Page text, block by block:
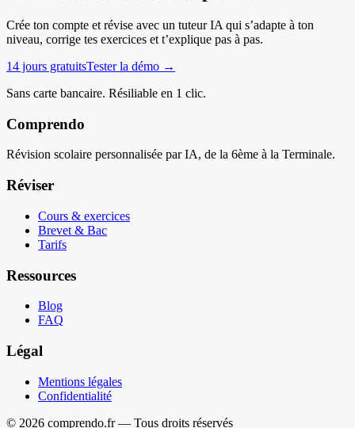
Crée ton compte et révise avec un tuteur IA qui s’adapte à ton
niveau, corrige tes exercices et t’explique pas à pas.
14 jours gratuitsTester la démo →
Sans carte bancaire. Résiliable en 1 clic.
Comprendo
Révision scolaire personnalisée par IA, de la 6ème à la Terminale.
Réviser
Cours & exercices
Brevet & Bac
Tarifs
Ressources
Blog
FAQ
Légal
Mentions légales
Confidentialité
© 2026 comprendo.fr — Tous droits réservés